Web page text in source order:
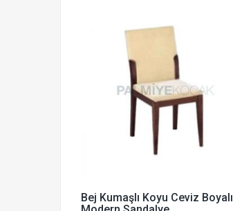
Bej Kumaşlı Koyu Ceviz Boyalı